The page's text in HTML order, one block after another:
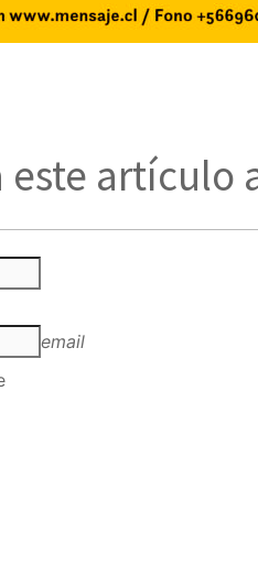
este artículo
email